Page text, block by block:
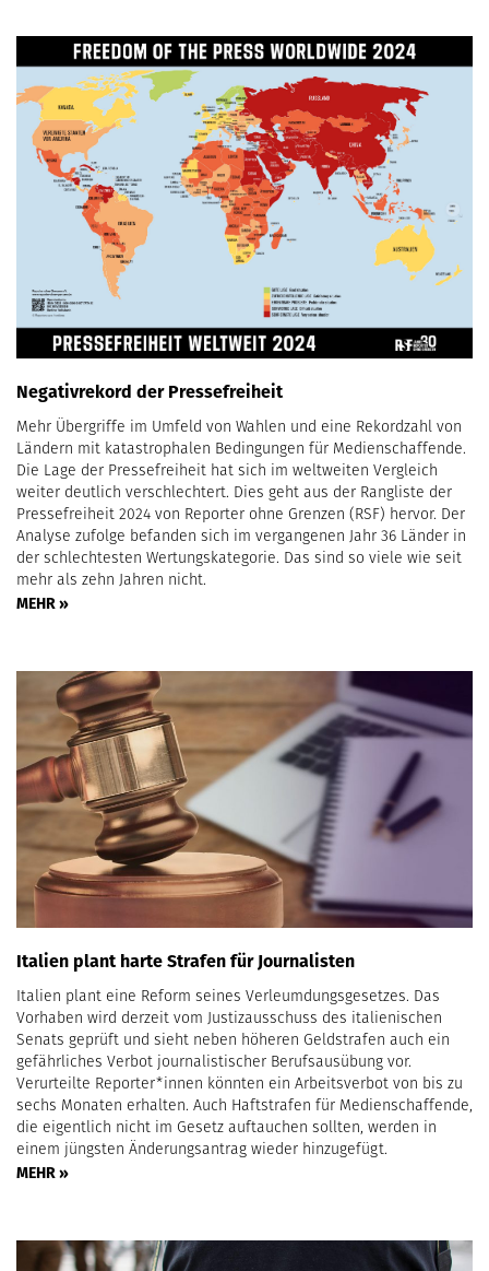
Negativrekord der Pressefreiheit
Mehr Übergriffe im Umfeld von Wahlen und eine Rekordzahl von
Ländern mit katastrophalen Bedingungen für Medienschaffende.
Die Lage der Pressefreiheit hat sich im weltweiten Vergleich
weiter deutlich verschlechtert. Dies geht aus der Rangliste der
Pressefreiheit 2024 von Reporter ohne Grenzen (RSF) hervor. Der
Analyse zufolge befanden sich im vergangenen Jahr 36 Länder in
der schlechtesten Wertungskategorie. Das sind so viele wie seit
mehr als zehn Jahren nicht.
MEHR »
Italien plant harte Strafen für Journalisten
Italien plant eine Reform seines Verleumdungsgesetzes. Das
Vorhaben wird derzeit vom Justizausschuss des italienischen
Senats geprüft und sieht neben höheren Geldstrafen auch ein
gefährliches Verbot journalistischer Berufsausübung vor.
Verurteilte Reporter*innen könnten ein Arbeitsverbot von bis zu
sechs Monaten erhalten. Auch Haftstrafen für Medienschaffende,
die eigentlich nicht im Gesetz auftauchen sollten, werden in
einem jüngsten Änderungsantrag wieder hinzugefügt.
MEHR »